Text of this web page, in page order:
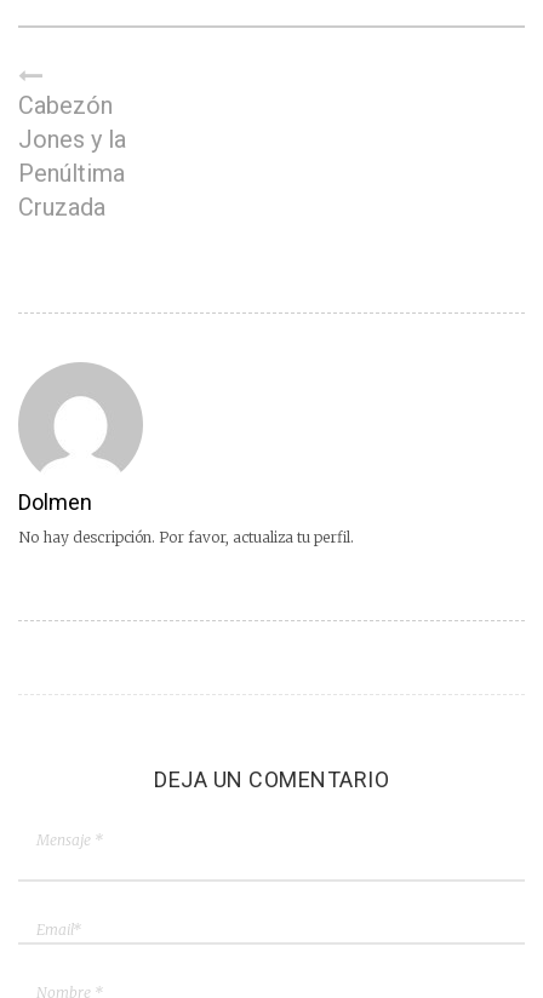
Cabezón
Jones y la
Penúltima
Cruzada
Dolmen
No hay descripción. Por favor, actualiza tu perfil.
DEJA UN COMENTARIO